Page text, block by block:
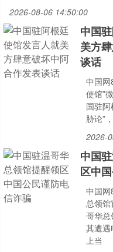
2026-08-06 14:50:00
中国
美方
谈话
中国网
使馆”
国驻
胁论”
2026-
中国
区中
中国
总领馆
哥华
其遭
上当